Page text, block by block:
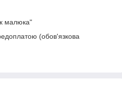
малюка"
(обов'язкова